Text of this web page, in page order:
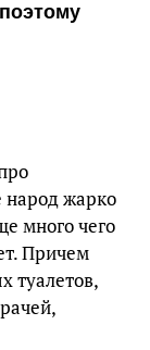
народ жарко
много чего
Причем
туалетов,